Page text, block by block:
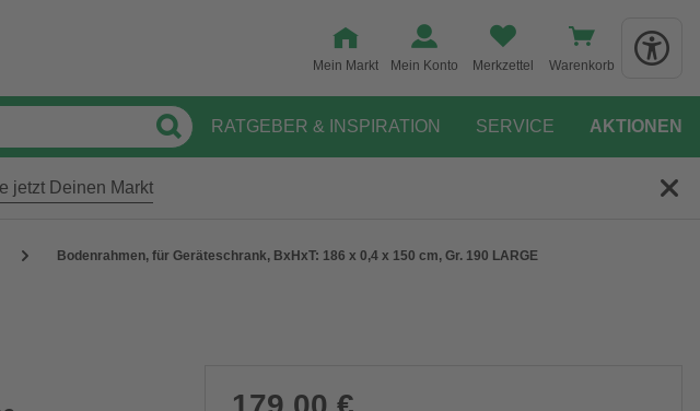
Mein Markt Mein Konto Merkzettel Warenkorb
RATGEBER & INSPIRATION SERVICE AKTIONEN
jetzt Deinen Markt
Bodenrahmen, für Geräteschrank, BxHxT: 186 x 0,4 x 150 cm, Gr. 190 LARGE